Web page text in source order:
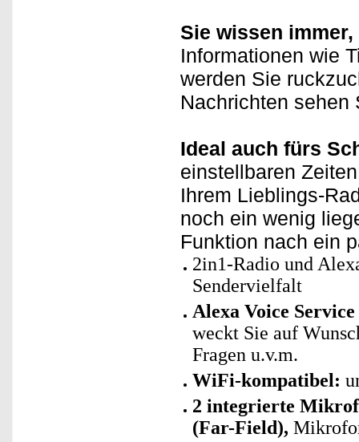
Sie wissen
Informationen wie
werden Sie
Nachrichten sehen
Ideal auch fürs
einstellbaren
Ihrem Lieblings-
noch ein wenig
Funktion nach ein
2in1-Radio und
Sendervielfalt
Alexa Voice
weckt Sie auf
Fragen u.v.m.
WiFi-kompatibel:
2 integrierte
(Far-Field),